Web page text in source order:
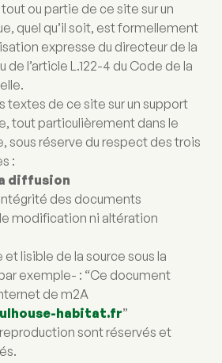
ou partie de ce site sur un
quel qu’il soit, est formellement
expresse du directeur de la
l’article L.122-4 du Code de la
textes de ce site sur un support
tout particulièrement dans le
sous réserve du respect des trois
:
diffusion
des documents
modification ni altération
lisible de la source sous la
exemple- : “Ce document
de m2A
habitat.fr”
sont réservés et